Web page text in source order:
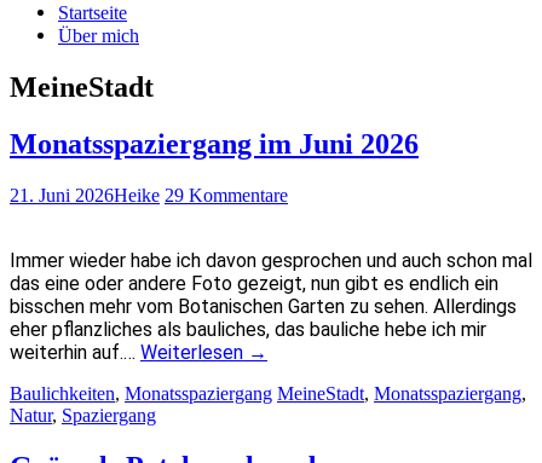
Startseite
Über mich
MeineStadt
Monatsspaziergang im Juni 2026
21. Juni 2026Heike 29 Kommentare
Immer wieder habe ich davon gesprochen und auch schon mal
das eine oder andere Foto gezeigt, nun gibt es endlich ein
bisschen mehr vom Botanischen Garten zu sehen. Allerdings
eher pflanzliches als bauliches, das bauliche hebe ich mir
weiterhin auf.… Weiterlesen →
Baulichkeiten, Monatsspaziergang MeineStadt, Monatsspaziergang,
Natur, Spaziergang